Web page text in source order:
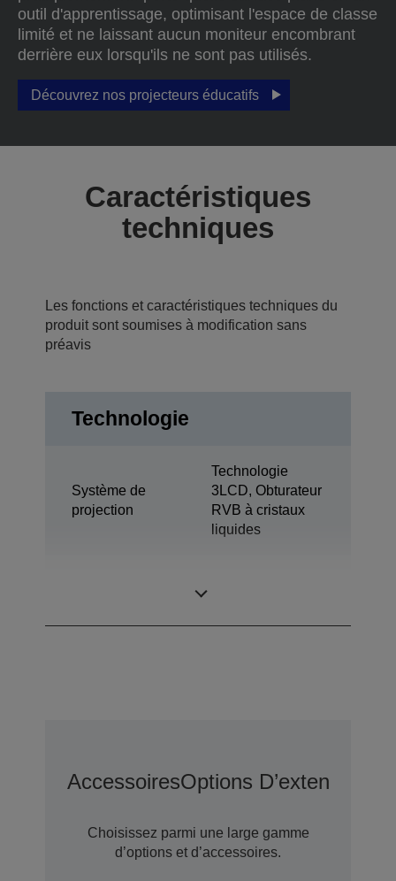
outil d'apprentissage, optimisant l'espace de classe
limité et ne laissant aucun moniteur encombrant
derrière eux lorsqu'ils ne sont pas utilisés.
Découvrez nos projecteurs éducatifs
Caractéristiques
techniques
Les fonctions et caractéristiques techniques du
produit sont soumises à modification sans
préavis
Technologie
Système de
projection
Technologie
3LCD, Obturateur
RVB à cristaux
liquides
AccessoiresOptions D’extension
Choisissez parmi une large gamme
d’options et d’accessoires.